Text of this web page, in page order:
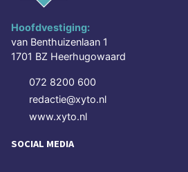
Hoofdvestiging:
van Benthuizenlaan 1
1701 BZ Heerhugowaard
072 8200 600
redactie@xyto.nl
www.xyto.nl
SOCIAL MEDIA